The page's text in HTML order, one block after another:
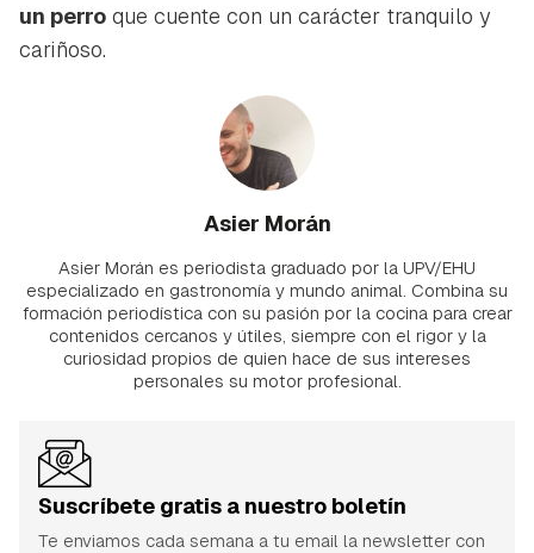
un perro que cuente con un carácter tranquilo y
cariñoso.
Asier Morán
Asier Morán es periodista graduado por la UPV/EHU
especializado en gastronomía y mundo animal. Combina su
formación periodística con su pasión por la cocina para crear
contenidos cercanos y útiles, siempre con el rigor y la
curiosidad propios de quien hace de sus intereses
personales su motor profesional.
Suscríbete gratis a nuestro boletín
Te enviamos cada semana a tu email la newsletter con